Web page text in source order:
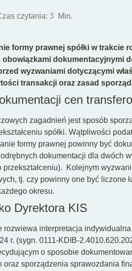
czytania: 3 Min.
formy prawnej spółki w
obowiązkami dokumentacyjnymi
wyzwaniami dotyczącymi
transakcji oraz zasad
cen
zagadnień jest sposób
spółki. Wątpliwości
formy prawnej powinny być
dokumentacji dla dwóch
przekształceniu).
Kolejnym
tj. czy powinny one być liczone
okresu.
Dyrektora KIS
rozwiewa interpretacja
r. (sygn. 0111-KDIB-
o sposobie
oraz sporządzenia sprawozdania